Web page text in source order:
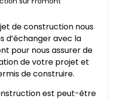
de construction nous
d’échanger avec la
pour nous assurer de
de votre projet et
de construire.
est peut-être